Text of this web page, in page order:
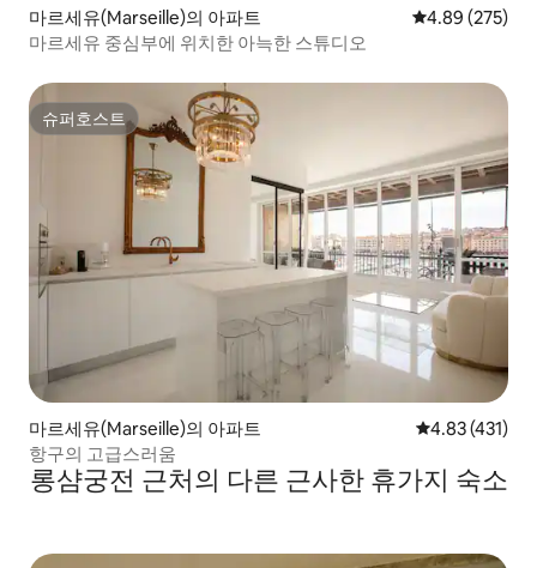
마르세유(Marseille)의 아파트 평점 4.89점(5
4.89 (275)
마르세유 중심부에 위치한 아늑한 스튜디오
슈퍼호스트
슈퍼호스트
마르세유(Marseille)의 아파트 평점 4.83점(5
4.83 (431)
항구의 고급스러움
롱샴궁전 근처의 다른 근사한 휴가지 숙소